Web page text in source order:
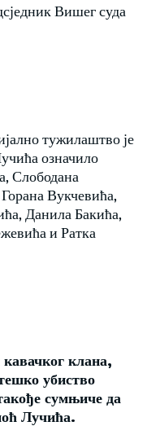
Вишег суда
тужилаштво је
означило
Слободана
Вукчевића,
Данила Бакића,
и Ратка
клана,
убиство
сумњиче да
Лучића.